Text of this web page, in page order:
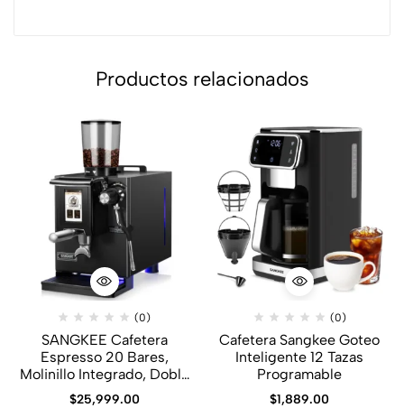
Productos relacionados
(0)
SANGKEE Cafetera
Espresso 20 Bares,
Molinillo Integrado, Doble
Caldera PID
$25,999.00
(0)
Cafetera Sangkee Goteo
Inteligente 12 Tazas
Programable
$1,889.00